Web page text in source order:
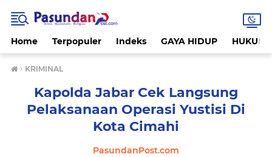
Home Terpopuler Indeks GAYA HIDUP HUKUM
› KRIMINAL
Kapolda Jabar Cek Langsung
Pelaksanaan Operasi Yustisi Di
Kota Cimahi
PasundanPost.com